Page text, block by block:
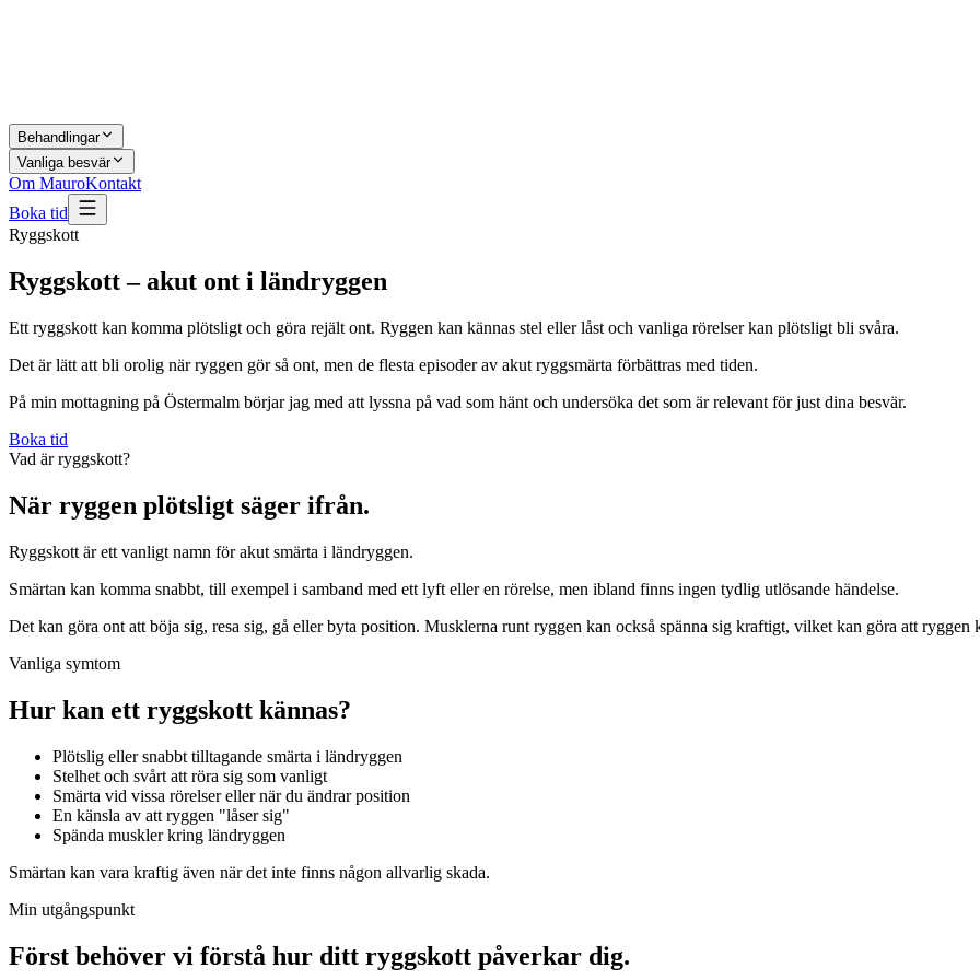
Behandlingar
Vanliga besvär
Om MauroKontakt
Boka tid
Ryggskott
Ryggskott – akut ont i ländryggen
Ett ryggskott kan komma plötsligt och göra rejält ont. Ryggen kan kännas stel eller låst och vanliga rörelser kan plötsligt bli svåra.
Det är lätt att bli orolig när ryggen gör så ont, men de flesta episoder av akut ryggsmärta förbättras med tiden.
På min mottagning på Östermalm börjar jag med att lyssna på vad som hänt och undersöka det som är relevant för just dina besvär.
Boka tid
Vad är ryggskott?
När ryggen plötsligt säger ifrån.
Ryggskott är ett vanligt namn för akut smärta i ländryggen.
Smärtan kan komma snabbt, till exempel i samband med ett lyft eller en rörelse, men ibland finns ingen tydlig utlösande händelse.
Det kan göra ont att böja sig, resa sig, gå eller byta position. Musklerna runt ryggen kan också spänna sig kraftigt, vilket kan göra att ryggen
Vanliga symtom
Hur kan ett ryggskott kännas?
Plötslig eller snabbt tilltagande smärta i ländryggen
Stelhet och svårt att röra sig som vanligt
Smärta vid vissa rörelser eller när du ändrar position
En känsla av att ryggen "låser sig"
Spända muskler kring ländryggen
Smärtan kan vara kraftig även när det inte finns någon allvarlig skada.
Min utgångspunkt
Först behöver vi förstå hur ditt ryggskott påverkar dig.